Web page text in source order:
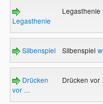
Legasthenie
Legasthenie
Silbenspiel Silbenspiel
Drücken
vor ...
Drücken vor